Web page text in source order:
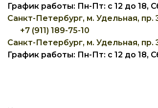
График работы: Пн-Пт: с 12 до 18,
Санкт-Петербург, м. Удельная, пр.
+7 (911) 189-75-10
Санкт-Петербург, м. Удельная, пр.
График работы: Пн-Пт: с 12 до 18,